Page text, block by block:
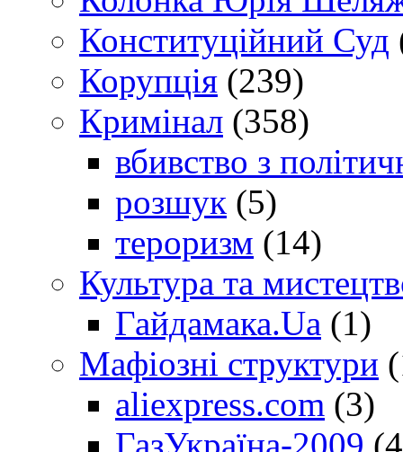
Конституційний Суд
Корупція (239)
Кримінал (358)
вбивство з
розшук (5)
тероризм (14)
Культура та
Гайдамака.Ua (1)
Мафіозні структури
aliexpress.com (3)
ГазУкраїна-2009